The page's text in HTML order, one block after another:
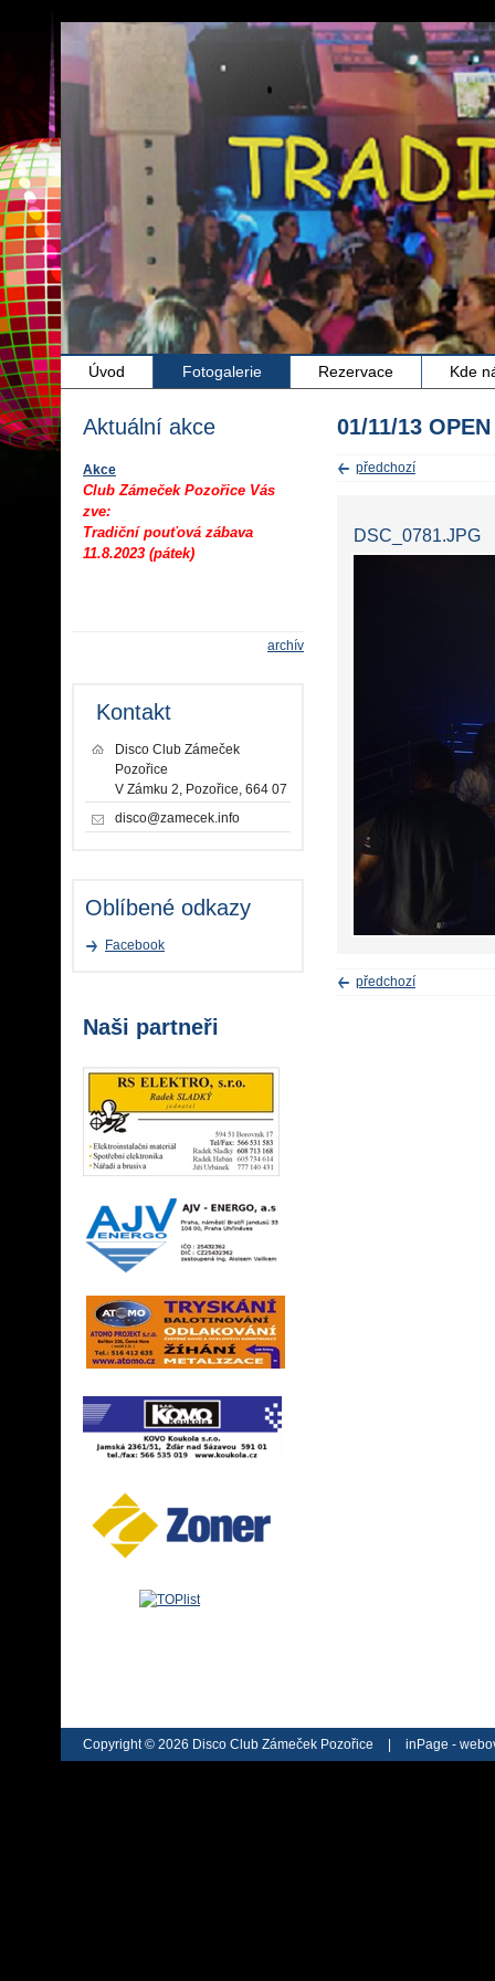
Úvod Fotogalerie Rezervace Kde
01/11/13 OPEN
předchozí
DSC_0781.JPG
předchozí
Aktuální akce
Akce
Club Zámeček Pozořice Vás
zve:
Tradiční pouťová zábava
11.8.2023 (pátek)
archív
Kontakt
Disco Club Zámeček
Pozořice
V Zámku 2, Pozořice, 664 07
disco@zamecek.info
Oblíbené odkazy
Facebook
Naši partneři
Copyright © 2026 Disco Club Zámeček Pozořice | inPage -